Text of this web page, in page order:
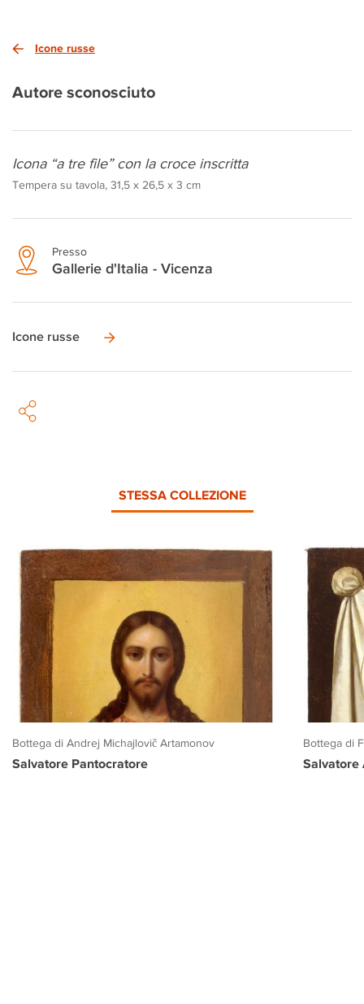
Icone russe
Autore sconosciuto
Icona “a tre file” con la croce inscritta
Tempera su tavola, 31,5 x 26,5 x 3 cm
Presso
Gallerie d'Italia - Vicenza
Icone russe
STESSA COLLEZIONE
Bottega di Andrej Michajlovič Artamonov
Salvatore Pantocratore
Bottega di
Salvatore